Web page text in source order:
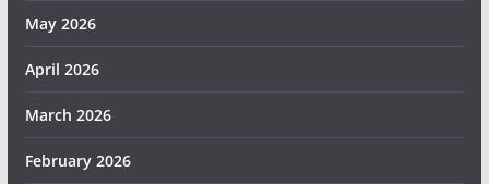
May 2026
April 2026
March 2026
February 2026